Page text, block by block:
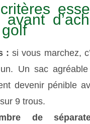
avant
: si vous marchez,
Un sac
devenir pénible
9 trous.
de